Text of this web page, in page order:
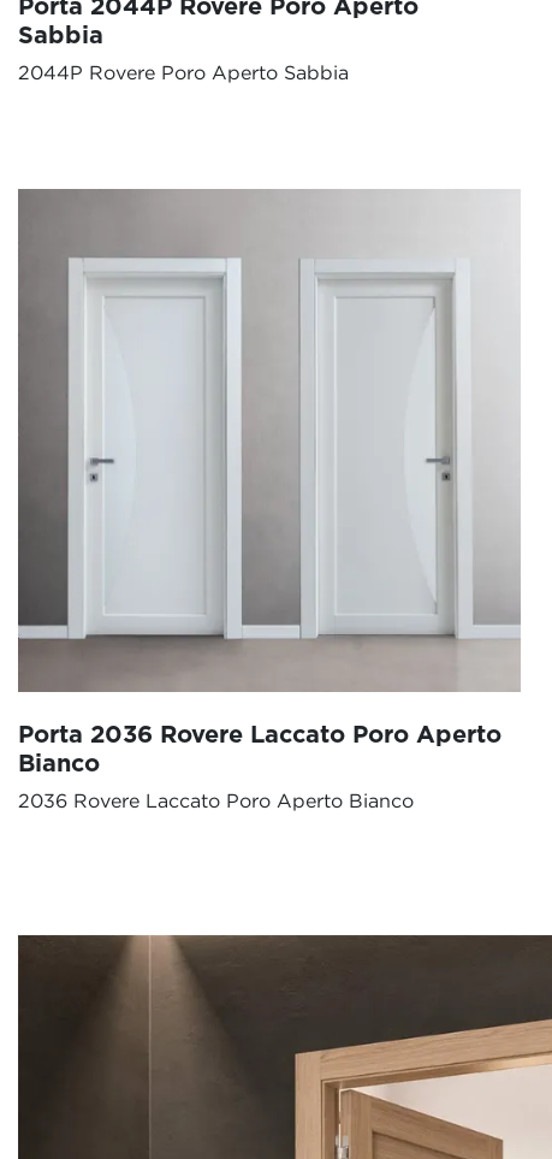
Sabbia
2044P Rovere Poro Aperto Sabbia
Porta 2036 Rovere Laccato Poro Aperto
Bianco
2036 Rovere Laccato Poro Aperto Bianco